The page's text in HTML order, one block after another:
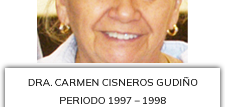
DRA. CARMEN CISNEROS GUDIÑO
PERIODO 1997 – 1998